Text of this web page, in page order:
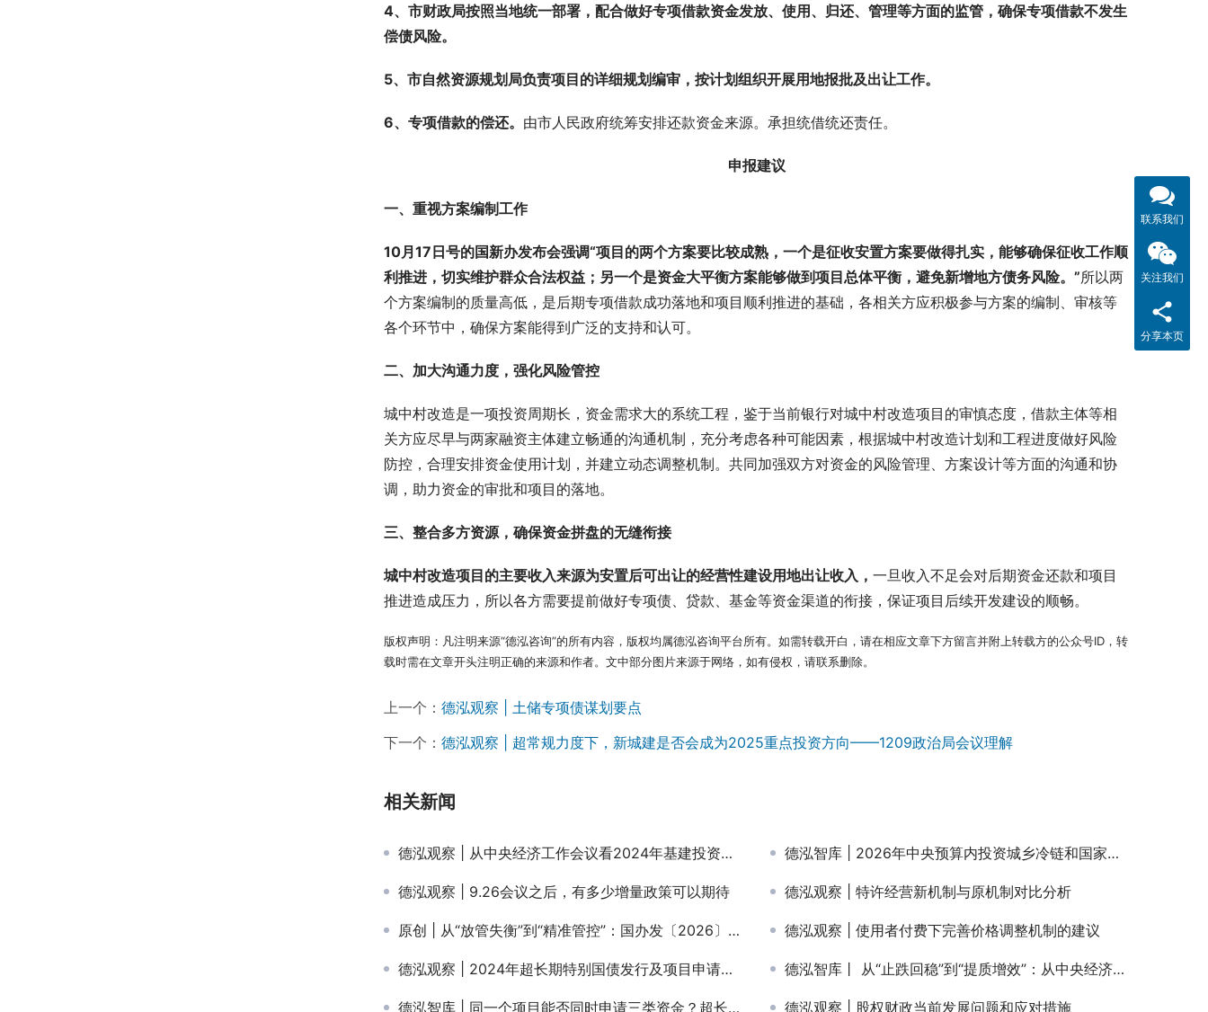
4、市财政局按照当地统一部署，配合做好专项借款资金发放、使用、归还、管理等方面的监管，确保专项借款不发生
偿债风险。
5、市自然资源规划局负责项目的详细规划编审，按计划组织开展用地报批及出让工作。
6、专项借款的偿还。 由市人民政府统筹安排还款资金来源。承担统借统还责任。
申报建议
一、重视方案编制工作
10月17日号的国新办发布会强调“项目的两个方案要比较成熟，一个是征收安置方案要做得扎实，能够确保征收工作顺
利推进，切实维护群众合法权益；另一个是资金大平衡方案能够做到项目总体平衡，避免新增地方债务风险。”所以两
个方案编制的质量高低，是后期专项借款成功落地和项目顺利推进的基础，各相关方应积极参与方案的编制、审核等
各个环节中，确保方案能得到广泛的支持和认可。
二、加大沟通力度，强化风险管控
城中村改造是一项投资周期长，资金需求大的系统工程，鉴于当前银行对城中村改造项目的审慎态度，借款主体等相
关方应尽早与两家融资主体建立畅通的沟通机制，充分考虑各种可能因素，根据城中村改造计划和工程进度做好风险
防控，合理安排资金使用计划，并建立动态调整机制。共同加强双方对资金的风险管理、方案设计等方面的沟通和协
调，助力资金的审批和项目的落地。
三、整合多方资源，确保资金拼盘的无缝衔接
城中村改造项目的主要收入来源为安置后可出让的经营性建设用地出让收入， 一旦收入不足会对后期资金还款和项目
推进造成压力，所以各方需要提前做好专项债、贷款、基金等资金渠道的衔接，保证项目后续开发建设的顺畅。
版权声明：凡注明来源“德泓咨询”的所有内容，版权均属德泓咨询平台所有。如需转载开白，请在相应文章下方留言并附上转载方的公众号ID，转
载时需在文章开头注明正确的来源和作者。文中部分图片来源于网络，如有侵权，请联系删除。
上一个： 德泓观察 | 土储专项债谋划要点
下一个： 德泓观察 | 超常规力度下，新城建是否会成为2025重点投资方向——1209政治局会议理解
相关新闻
德泓观察 | 从中央经济工作会议看2024年基建投资工作重点 德泓智库 | 2026年中央预算内投资城乡冷链和国家物流枢纽专项申报要点
德泓观察 | 9.26会议之后，有多少增量政策可以期待 德泓观察 | 特许经营新机制与原机制对比分析
原创 | 从“放管失衡”到“精准管控”：国办发〔2026〕13号文深度解读 德泓观察 | 使用者付费下完善价格调整机制的建议
德泓观察 | 2024年超长期特别国债发行及项目申请概要 德泓智库丨 从“止跌回稳”到“提质增效”：从中央经济工作会议看2026年政府投资发力方向
德泓智库 | 同一个项目能否同时申请三类资金？超长期特别国债、中央预算内投资与专项债的拼盘策略与红线 德泓观察 | 股权财政当前发展问题和应对措施
联系我们
关注我们
分享本页